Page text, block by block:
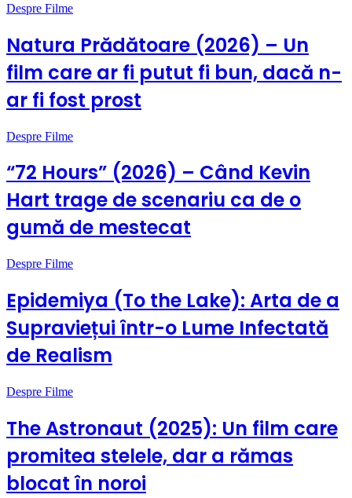
Despre Filme
Natura Prădătoare (2026) – Un
film care ar fi putut fi bun, dacă n-
ar fi fost prost
Despre Filme
“72 Hours” (2026) – Când Kevin
Hart trage de scenariu ca de o
gumă de mestecat
Despre Filme
Epidemiya (To the Lake): Arta de a
Supraviețui într-o Lume Infectată
de Realism
Despre Filme
The Astronaut (2025): Un film care
promitea stelele, dar a rămas
blocat în noroi